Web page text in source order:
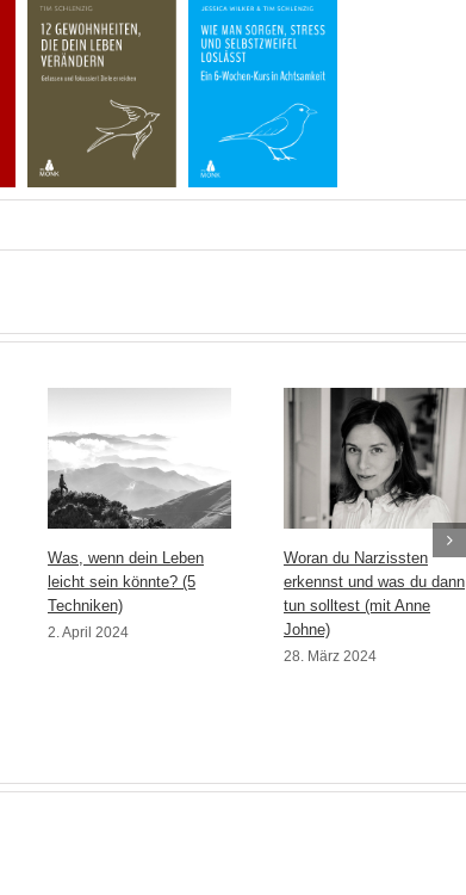
Was, wenn dein Leben
leicht sein könnte? (5
Techniken)
2. April 2024
Woran du Narzissten
erkennst und was du dann
tun solltest (mit Anne
Johne)
28. März 2024